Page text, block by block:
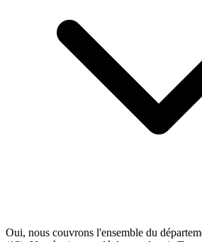
Oui, nous couvrons l'ensemble du